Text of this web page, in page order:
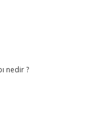
nedir ?